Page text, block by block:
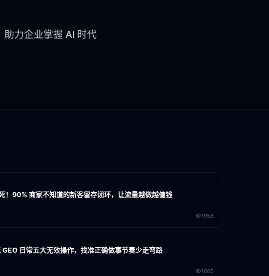
助力企业掌握 AI 时代
！90% 商家不知道的新客留存闭环，让流量越做越值钱
1958
GEO 日常五大无效操作，找准正确做事节奏少走弯路
1605